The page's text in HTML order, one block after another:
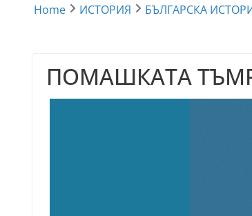
Home ИСТОРИЯ БЪЛГАРСКА
ПОМАШКАТА